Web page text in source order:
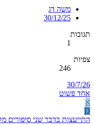
משה דג
30/12/25
תגובות
1
צפיות
246
30/7/26
אחד פשוט
א
D
התייעצות בדבר שני סיפורים